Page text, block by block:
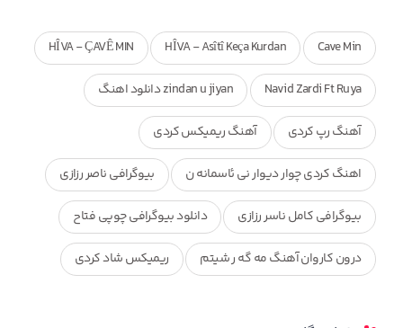
Cave Min
HÎVA - Asîtî Keça Kurdan
HÎVA - ÇAVÊ MIN
Navid Zardi Ft Ruya zindan u jiyan دانلود اهنگ
آهنگ رپ کردی آهنگ ریمیکس کردی
اهنگ کردی چوار دیوار نی ئاسمانه ن بیوگرافی ناصر رزازی
بیوگرافی کامل ناسر رزازی دانلود بیوگرافی چوپی فتاح
درون کاروان آهنگ مه گه ر شیتم ریمیکس شاد کردی